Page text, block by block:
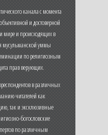
канала с момента
и достоверной
мире и происходящих в
мусульманской уммы
по религиозным
прав верующих.
в различных
читателей как
так и эксклюзивные
богословские
по различным